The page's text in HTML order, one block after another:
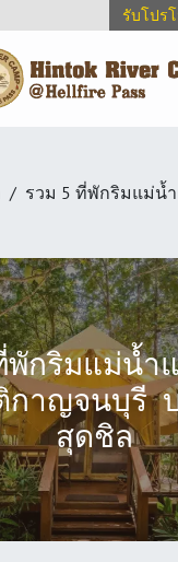
รับโปร
รวม 5 ที่พักริมแม่น้ำแคว ที่พักธรรม
พักริมแม่น้ำ
กาญจนบุรี
สุดชิล